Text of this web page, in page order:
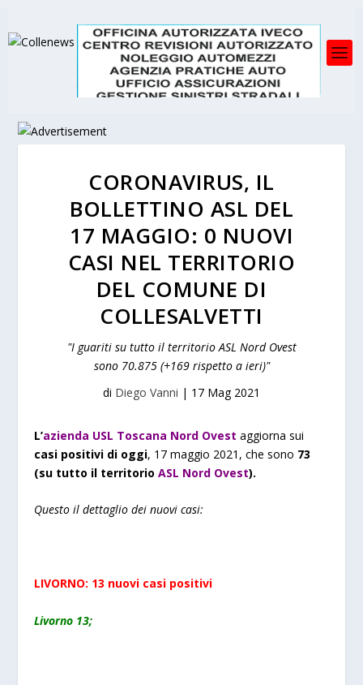
CORONAVIRUS, IL
BOLLETTINO ASL DEL
17 MAGGIO: 0 NUOVI
CASI NEL TERRITORIO
DEL COMUNE DI
COLLESALVETTI
"I guariti su tutto il territorio ASL Nord Ovest
sono 70.875 (+169 rispetto a ieri)"
di Diego Vanni | 17 Mag 2021
L’azienda USL Toscana Nord Ovest aggiorna sui
casi positivi di oggi, 17 maggio 2021, che sono 73
(su tutto il territorioASL Nord Ovest).
Questo il dettaglio dei nuovi casi:
LIVORNO: 13 nuovi casi positivi
Livorno 13;